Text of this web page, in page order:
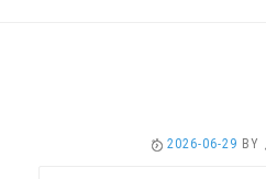
2026-06-29 BY